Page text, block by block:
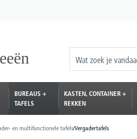
BUREAUS +
TAFELS
KASTEN, CONTAINER +
REKKEN
en multifunctionele tafels/Vergadertafels